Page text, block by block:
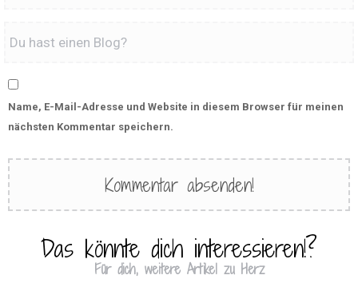
Name, E-Mail-Adresse und Website in diesem Browser für meinen
nächsten Kommentar speichern.
Das könnte dich interessieren!?
Für dich, weitere Artikel zu Herz